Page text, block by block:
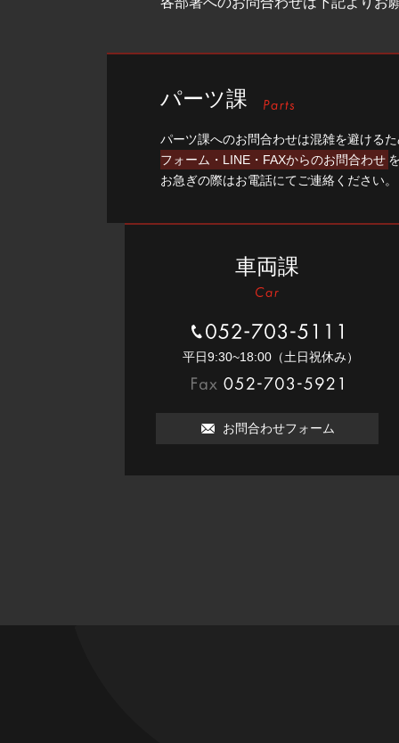
パーツ課
パーツ課へのお問合わせは混雑を避ける
フォーム・LINE・FAXからのお問合わせ
お急ぎの際はお電話にてご連絡ください。
車両課
052-703-5111
平⽇9:30~18:00（⼟⽇祝休み）
お問合わせフォーム